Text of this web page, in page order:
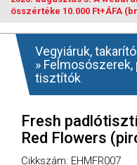
összértéke 10.000 Ft+ÁFA
Vegyiáruk,
»
tisztítók
Fresh
Red Flowers
Cikkszám: EHMFR007